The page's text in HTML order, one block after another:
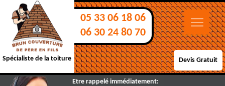
Spécialiste de la toiture
05 33 06 18 06
06 30 24 80 70
Devis Gratuit
Etre rappelé immédiatement: